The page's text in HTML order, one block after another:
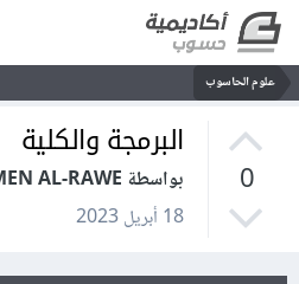
علوم الحاسوب
0
البرمجة والكلية
بواسطة AYMEN AL-RAWE
18 أبريل 2023